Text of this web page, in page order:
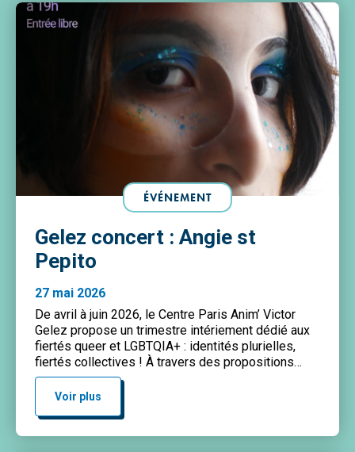
ÉVÉNEMENT
Gelez concert : Angie st
Pepito
27 mai 2026
De avril à juin 2026, le Centre Paris Anim’ Victor
Gelez propose un trimestre intériement dédié aux
fiertés queer et LGBTQIA+ : identités plurielles,
fiertés collectives ! À travers des propositions
artistiques et culturelles variées, le centre souhaite
créer des espaces de réflexion, d’échange et de
dialogue, ouverts à toustes. En juin, on a le […]
Voir plus